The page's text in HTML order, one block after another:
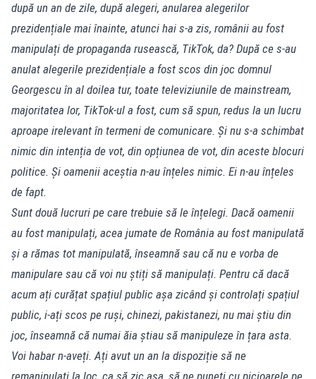
după un an de zile, după alegeri, anularea alegerilor
prezidențiale mai înainte, atunci hai s-a zis, românii au fost
manipulați de propaganda rusească, TikTok, da? După ce s-au
anulat alegerile prezidențiale a fost scos din joc domnul
Georgescu în al doilea tur, toate televiziunile de mainstream,
majoritatea lor, TikTok-ul a fost, cum să spun, redus la un lucru
aproape irelevant în termeni de comunicare. Și nu s-a schimbat
nimic din intenția de vot, din opțiunea de vot, din aceste blocuri
politice. Și oamenii aceștia n-au înțeles nimic. Ei n-au înțeles
de fapt.
Sunt două lucruri pe care trebuie să le înțelegi. Dacă oamenii
au fost manipulați, acea jumate de România au fost manipulată
și a rămas tot manipulată, înseamnă sau că nu e vorba de
manipulare sau că voi nu știți să manipulați. Pentru că dacă
acum ați curățat spațiul public așa zicând și controlați spațiul
public, i-ați scos pe ruși, chinezi, pakistanezi, nu mai știu din
joc, înseamnă că numai ăia știau să manipuleze în țara asta.
Voi habar n-aveți. Ați avut un an la dispoziție să ne
remanipulați la loc, ca să zic așa, să ne puneți cu picioarele pe